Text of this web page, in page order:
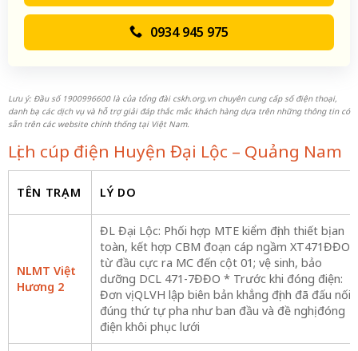
0934 945 975
Lưu ý: Đầu số 1900996600 là của tổng đài cskh.org.vn chuyên cung cấp số điện thoại,
danh bạ các dịch vụ và hỗ trợ giải đáp thắc mắc khách hàng dựa trên những thông tin có
sẵn trên các website chính thống tại Việt Nam.
Lịch cúp điện Huyện Đại Lộc – Quảng Nam
TÊN TRẠM LÝ DO
NLMT Việt
Hương 2
ĐL Đại Lộc: Phối hợp MTE kiểm định thiết bị an
toàn, kết hợp CBM đoạn cáp ngầm XT471ĐĐO
từ đầu cực ra MC đến cột 01; vệ sinh, bảo
dưỡng DCL 471-7ĐĐO * Trước khi đóng điện:
Đơn vị QLVH lập biên bản khẳng định đã đấu nối
đúng thứ tự pha như ban đầu và đề nghị đóng
điện khôi phục lưới